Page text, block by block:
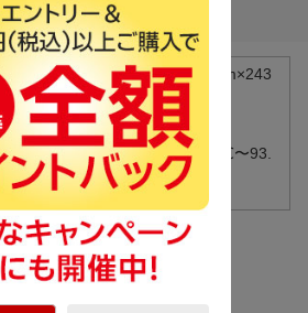
本体サイズ（幅×長さ）：50.8mm×243
8.4mm
耐久使用回数：10000回
本体重量：51ｇ
温度範囲：(フック／ループ)-56℃〜93.
3℃
素材：ナイロン